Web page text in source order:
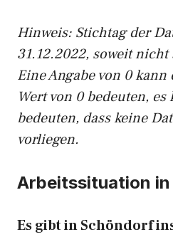
Hinweis: Stichtag der
31.12.2022, soweit nicht
Eine Angabe von 0
Wert von 0 bedeuten,
bedeuten, dass keine
vorliegen.
Arbeitssituation
Es gibt in Schöndorf